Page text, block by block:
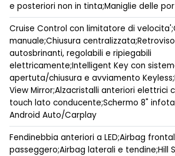
e posteriori non in tinta;Maniglie delle
Cruise Control con limitatore di
manuale;Chiusura
autosbrinanti, regolabili e ripiegabili
elettricamente;Intelligent Key con
apertuta/chiusura e avviamento
View Mirror;Alzacristalli anteriori elettrici
touch lato conducente;Schermo 8"
Android Auto/Carplay
Fendinebbia anteriori a LED;Airbag
passeggero;Airbag laterali e tendine;Hill